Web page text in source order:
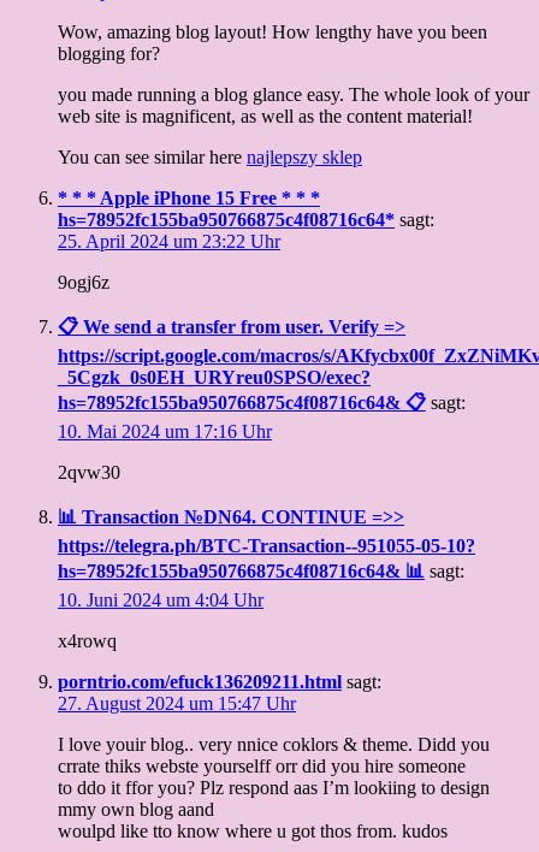
Wow, amazing blog layout! How lengthy have you been
blogging for?
you made running a blog glance easy. The whole look of your
web site is magnificent, as well as the content material!
You can see similar here najlepszy sklep
* * * Apple iPhone 15 Free * * *
hs=78952fc155ba950766875c4f08716c64* sagt:
25. April 2024 um 23:22 Uhr
9ogj6z
📋 We send a transfer from user. Verify =>
https://script.google.com/macros/s/
_5Cgzk_0s0EH_URYreu0SPSO/exec?
hs=78952fc155ba950766875c4f08716c64& 📋 sagt:
10. Mai 2024 um 17:16 Uhr
2qvw30
📊 Transaction №DN64. CONTINUE =>>
https://telegra.ph/BTC-Transaction--951055-05-10?
hs=78952fc155ba950766875c4f08716c64& 📊 sagt:
10. Juni 2024 um 4:04 Uhr
x4rowq
porntrio.com/efuck136209211.html sagt:
27. August 2024 um 15:47 Uhr
I love youir blog.. very nnice coklors & theme. Didd you
crrate thiks webste yourselff orr did you hire someone
to ddo it ffor you? Plz respond aas I’m lookiing to design
mmy own blog aand
woulpd like tto know where u got thos from. kudos